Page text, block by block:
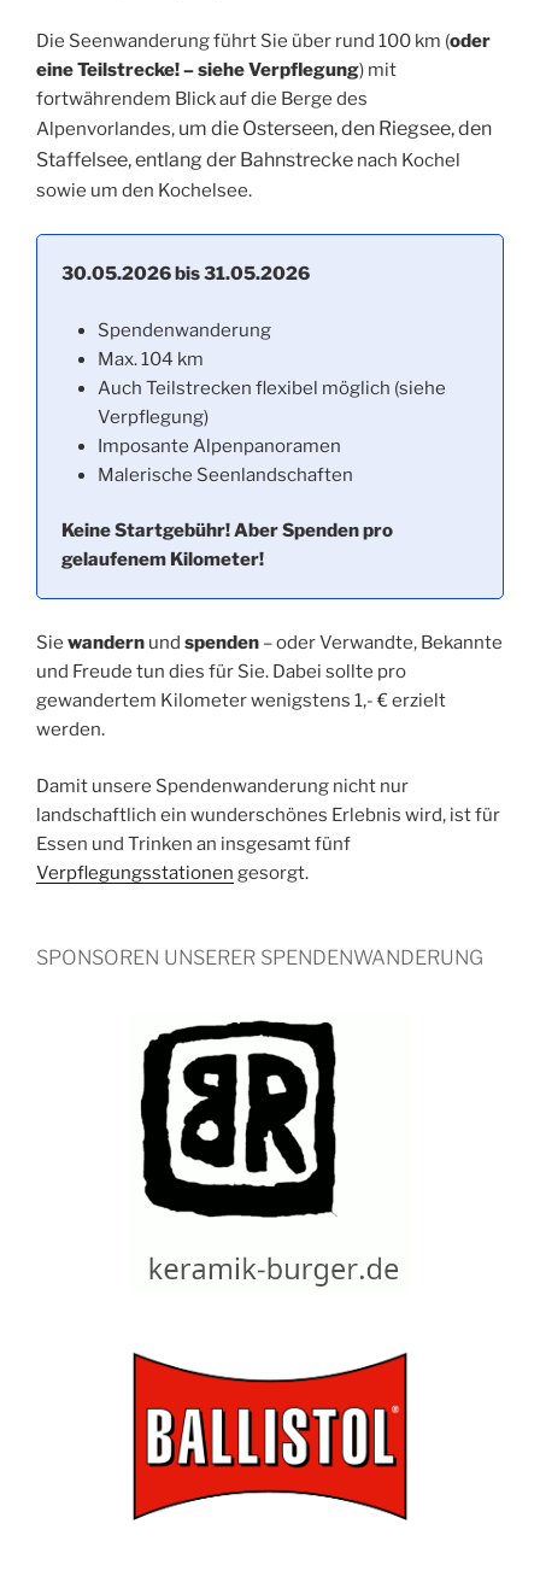
Die Seenwanderung führt Sie über rund 100 km (oder
eine Teilstrecke! – siehe Verpflegung) mit
fortwährendem Blick auf die Berge des
Alpenvorlandes, um die Osterseen, den Riegsee, den
Staffelsee, entlang der Bahnstrecke nach Kochel
sowie um den Kochelsee.
30.05.2026 bis 31.05.2026
Spendenwanderung
Max. 104 km
Auch Teilstrecken flexibel möglich (siehe
Verpflegung)
Imposante Alpenpanoramen
Malerische Seenlandschaften
Keine Startgebühr! Aber Spenden pro
gelaufenem Kilometer!
Sie wandern und spenden – oder Verwandte, Bekannte
und Freude tun dies für Sie. Dabei sollte pro
gewandertem Kilometer wenigstens 1,- € erzielt
werden.
Damit unsere Spendenwanderung nicht nur
landschaftlich ein wunderschönes Erlebnis wird, ist für
Essen und Trinken an insgesamt fünf
Verpflegungsstationen gesorgt.
SPONSOREN UNSERER SPENDENWANDERUNG